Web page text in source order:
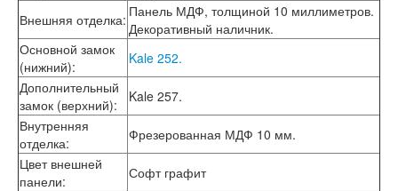
Внешняя отделка: Панель МДФ, толщиной 10 миллиметров.
Декоративный наличник.
Основной замок
(нижний):
Kale 252.
Дополнительный
замок (верхний):
Kale 257.
Внутренняя
отделка:
Фрезерованная МДФ 10 мм.
Цвет внешней
панели:
Софт графит